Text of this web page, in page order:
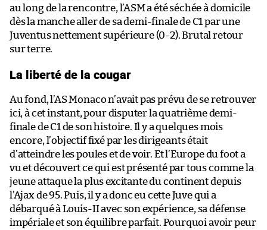
au long de la rencontre, l’ASM a été séchée à domicile
dès la manche aller de sa demi-finale de C1 par une
Juventus nettement supérieure (0-2). Brutal retour
sur terre.
La liberté de la cougar
Au fond, l’AS Monaco n’avait pas prévu de se retrouver
ici, à cet instant, pour disputer la quatrième demi-
finale de C1 de son histoire. Il y a quelques mois
encore, l’objectif fixé par les dirigeants était
d’atteindre les poules et de voir. Et l’Europe du foot a
vu et découvert ce qui est présenté par tous comme la
jeune attaque la plus excitante du continent depuis
l’Ajax de 95. Puis, il y a donc eu cette Juve qui a
débarqué à Louis-II avec son expérience, sa défense
impériale et son équilibre parfait. Pourquoi avoir peur